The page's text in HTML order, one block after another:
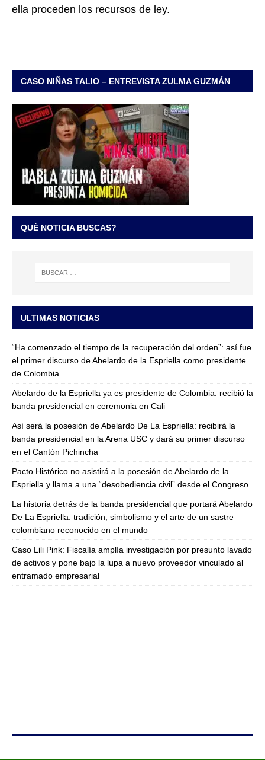
ella proceden los recursos de ley.
CASO NIÑAS TALIO – ENTREVISTA ZULMA GUZMÁN
QUÉ NOTICIA BUSCAS?
ULTIMAS NOTICIAS
“Ha comenzado el tiempo de la recuperación del orden”: así fue
el primer discurso de Abelardo de la Espriella como presidente
de Colombia
Abelardo de la Espriella ya es presidente de Colombia: recibió la
banda presidencial en ceremonia en Cali
Así será la posesión de Abelardo De La Espriella: recibirá la
banda presidencial en la Arena USC y dará su primer discurso
en el Cantón Pichincha
Pacto Histórico no asistirá a la posesión de Abelardo de la
Espriella y llama a una “desobediencia civil” desde el Congreso
La historia detrás de la banda presidencial que portará Abelardo
De La Espriella: tradición, simbolismo y el arte de un sastre
colombiano reconocido en el mundo
Caso Lili Pink: Fiscalía amplía investigación por presunto lavado
de activos y pone bajo la lupa a nuevo proveedor vinculado al
entramado empresarial